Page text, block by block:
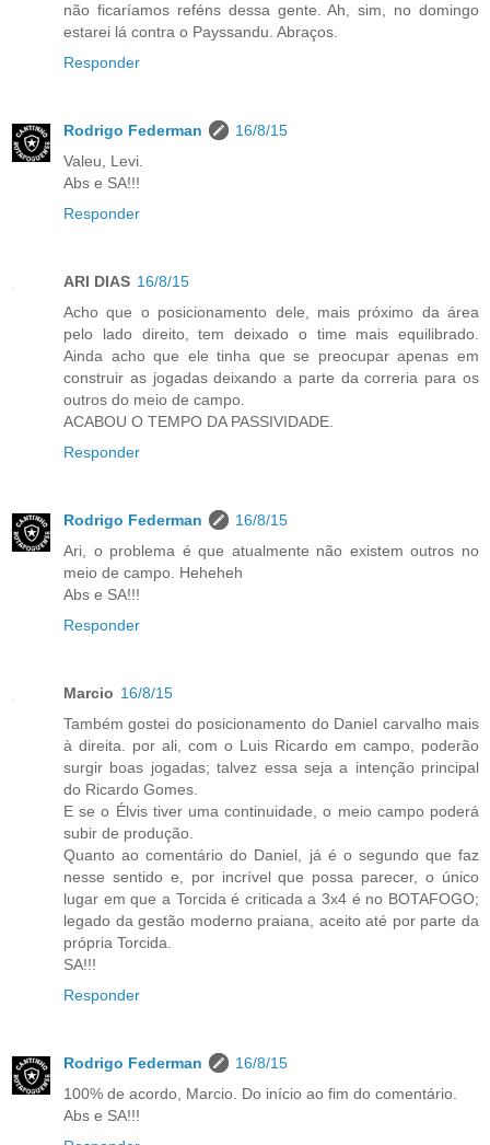
não ficaríamos reféns dessa gente. Ah, sim, no domingo
estarei lá contra o Payssandu. Abraços.
Responder
Rodrigo Federman
16/8/15
Valeu, Levi.
Abs e SA!!!
Responder
ARI DIAS 16/8/15
Acho que o posicionamento dele, mais próximo da área
pelo lado direito, tem deixado o time mais equilibrado.
Ainda acho que ele tinha que se preocupar apenas em
construir as jogadas deixando a parte da correria para os
outros do meio de campo.
ACABOU O TEMPO DA PASSIVIDADE.
Responder
Rodrigo Federman
16/8/15
Ari, o problema é que atualmente não existem outros no
meio de campo. Heheheh
Abs e SA!!!
Responder
Marcio 16/8/15
Também gostei do posicionamento do Daniel carvalho mais
à direita. por ali, com o Luis Ricardo em campo, poderão
surgir boas jogadas; talvez essa seja a intenção principal
do Ricardo Gomes.
E se o Élvis tiver uma continuidade, o meio campo poderá
subir de produção.
Quanto ao comentário do Daniel, já é o segundo que faz
nesse sentido e, por incrível que possa parecer, o único
lugar em que a Torcida é criticada a 3x4 é no BOTAFOGO;
legado da gestão moderno praiana, aceito até por parte da
própria Torcida.
SA!!!
Responder
Rodrigo Federman
16/8/15
100% de acordo, Marcio. Do início ao fim do comentário.
Abs e SA!!!